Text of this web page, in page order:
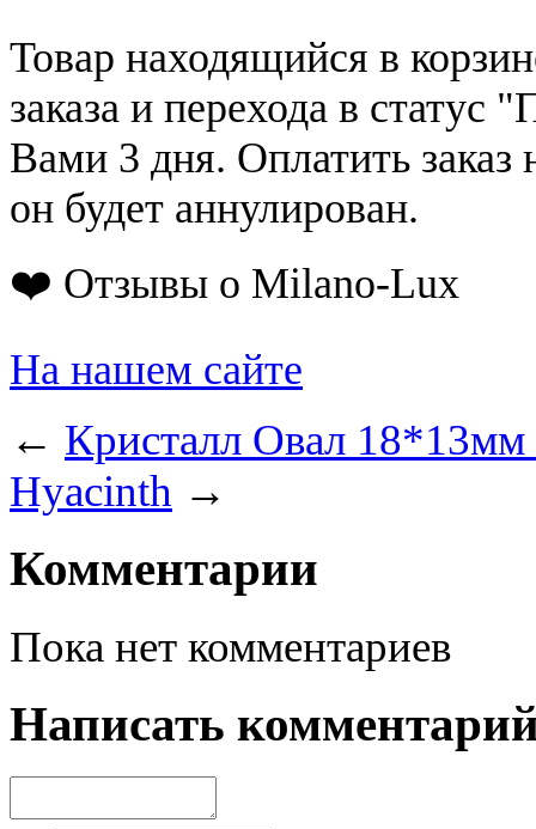
Товар находящийся в
заказа и перехода в статус
Вами 3 дня. Оплатить заказ
он будет аннулирован.
❤️ Отзывы о Milano-Lux
На нашем сайте
← Кристалл Овал 18*13мм
Hyacinth →
Комментарии
Пока нет комментариев
Написать